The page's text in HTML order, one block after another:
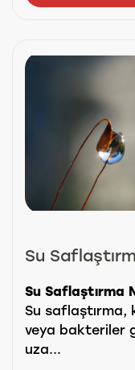
Su
Su Saflaştırma
Su saflaştırma,
veya bakteriler
uza...